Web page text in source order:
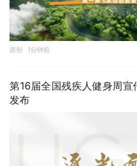
原创 1分钟前
第16届全国残疾人健身周宣
发布